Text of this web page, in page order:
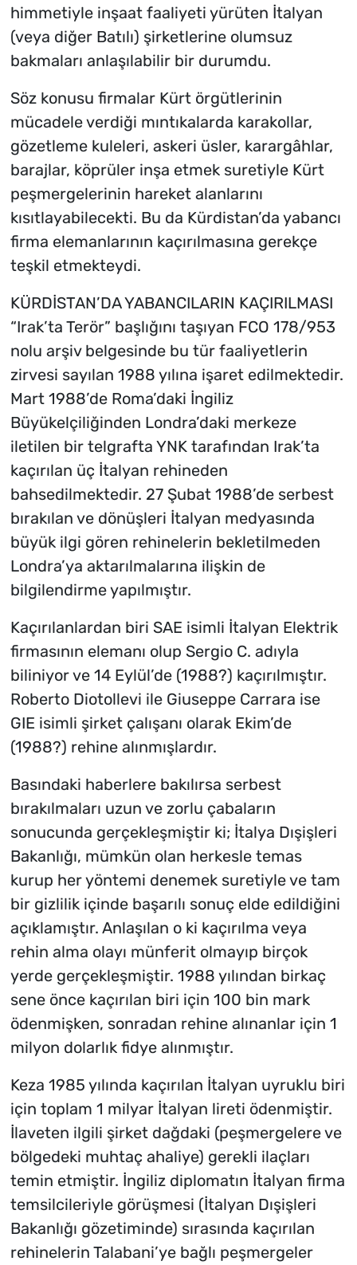
himmetiyle inşaat faaliyeti yürüten İtalyan
(veya diğer Batılı) şirketlerine olumsuz
bakmaları anlaşılabilir bir durumdu.
Söz konusu firmalar Kürt örgütlerinin
mücadele verdiği mıntıkalarda karakollar,
gözetleme kuleleri, askeri üsler, karargâhlar,
barajlar, köprüler inşa etmek suretiyle Kürt
peşmergelerinin hareket alanlarını
kısıtlayabilecekti. Bu da Kürdistan’da yabancı
firma elemanlarının kaçırılmasına gerekçe
teşkil etmekteydi.
KÜRDİSTAN’DA YABANCILARIN KAÇIRILMASI
“Irak’ta Terör” başlığını taşıyan FCO 178/953
nolu arşiv belgesinde bu tür faaliyetlerin
zirvesi sayılan 1988 yılına işaret edilmektedir.
Mart 1988’de Roma’daki İngiliz
Büyükelçiliğinden Londra’daki merkeze
iletilen bir telgrafta YNK tarafından Irak’ta
kaçırılan üç İtalyan rehineden
bahsedilmektedir. 27 Şubat 1988’de serbest
bırakılan ve dönüşleri İtalyan medyasında
büyük ilgi gören rehinelerin bekletilmeden
Londra’ya aktarılmalarına ilişkin de
bilgilendirme yapılmıştır.
Kaçırılanlardan biri SAE isimli İtalyan Elektrik
firmasının elemanı olup Sergio C. adıyla
biliniyor ve 14 Eylül’de (1988?) kaçırılmıştır.
Roberto Diotollevi ile Giuseppe Carrara ise
GIE isimli şirket çalışanı olarak Ekim’de
(1988?) rehine alınmışlardır.
Basındaki haberlere bakılırsa serbest
bırakılmaları uzun ve zorlu çabaların
sonucunda gerçekleşmiştir ki; İtalya Dışişleri
Bakanlığı, mümkün olan herkesle temas
kurup her yöntemi denemek suretiyle ve tam
bir gizlilik içinde başarılı sonuç elde edildiğini
açıklamıştır. Anlaşılan o ki kaçırılma veya
rehin alma olayı münferit olmayıp birçok
yerde gerçekleşmiştir. 1988 yılından birkaç
sene önce kaçırılan biri için 100 bin mark
ödenmişken, sonradan rehine alınanlar için 1
milyon dolarlık fidye alınmıştır.
Keza 1985 yılında kaçırılan İtalyan uyruklu biri
için toplam 1 milyar İtalyan lireti ödenmiştir.
İlaveten ilgili şirket dağdaki (peşmergelere ve
bölgedeki muhtaç ahaliye) gerekli ilaçları
temin etmiştir. İngiliz diplomatın İtalyan firma
temsilcileriyle görüşmesi (İtalyan Dışişleri
Bakanlığı gözetiminde) sırasında kaçırılan
rehinelerin Talabani’ye bağlı peşmergeler